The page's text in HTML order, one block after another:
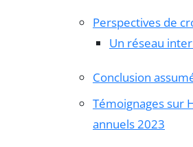
Perspectives de
Un réseau
Conclusion
Témoignages sur
annuels 2023